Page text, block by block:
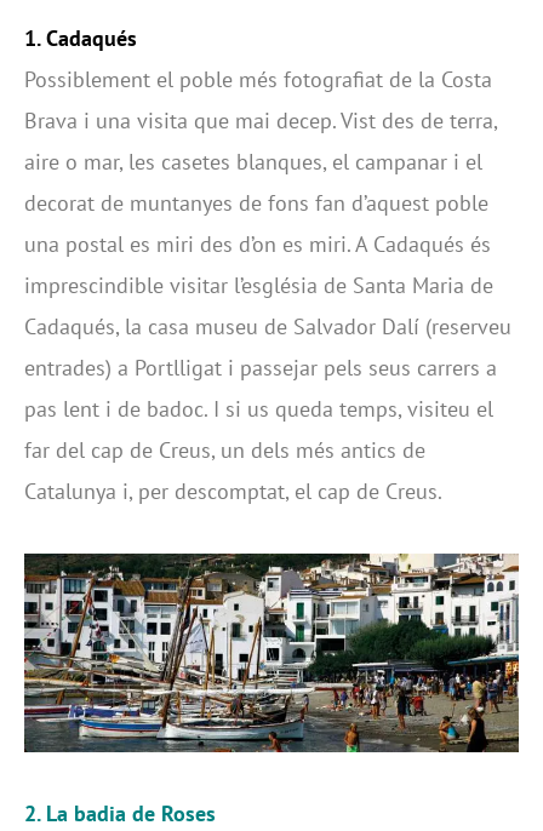
1. Cadaqués
Possiblement el poble més fotografiat de la Costa
Brava i una visita que mai decep. Vist des de terra,
aire o mar, les casetes blanques, el campanar i el
decorat de muntanyes de fons fan d’aquest poble
una postal es miri des d’on es miri. A Cadaqués és
imprescindible visitar l’església de Santa Maria de
Cadaqués, la casa museu de Salvador Dalí (reserveu
entrades) a Portlligat i passejar pels seus carrers a
pas lent i de badoc. I si us queda temps, visiteu el
far del cap de Creus, un dels més antics de
Catalunya i, per descomptat, el cap de Creus.
2. La badia de Roses